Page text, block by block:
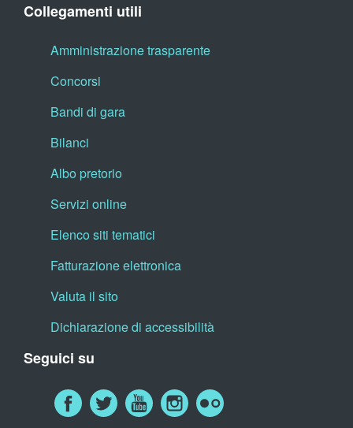
Collegamenti utili
Amministrazione trasparente
Concorsi
Bandi di gara
Bilanci
Albo pretorio
Servizi online
Elenco siti tematici
Fatturazione elettronica
Valuta il sito
Dichiarazione di accessibilità
Seguici su